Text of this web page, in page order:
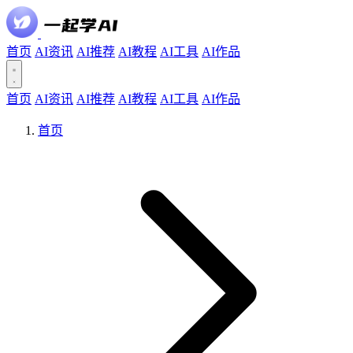
首页 AI资讯 AI推荐 AI教程 AI工具 AI作品
首页 AI资讯 AI推荐 AI教程 AI工具 AI作品
首页